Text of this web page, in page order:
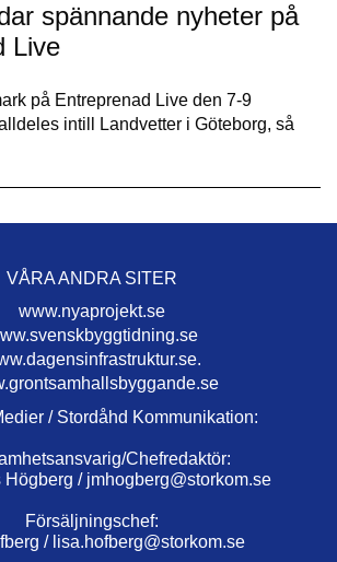
spännande nyheter på
Live
på Entreprenad Live den 7-9
intill Landvetter i Göteborg, så
VÅRA ANDRA SITER
www.nyaprojekt.se
/ Stordåhd Kommunikation:
Chefredaktör:
Högberg / jmhogberg@storkom.se
Försäljningschef:
/ lisa.hofberg@storkom.se